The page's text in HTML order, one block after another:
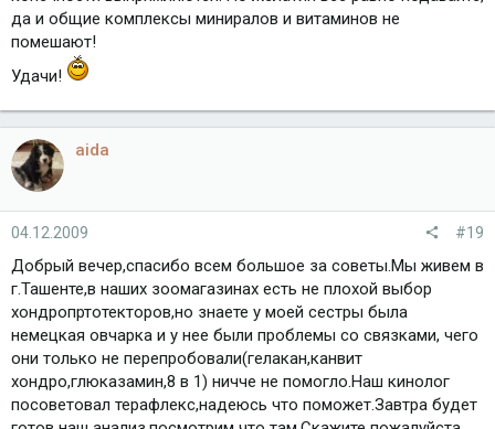
да и общие комплексы миниралов и витаминов не
помешают!
Удачи!
aida
04.12.2009 #19
Добрый вечер,спасибо всем большое за советы.Мы живем в
г.Ташенте,в наших зоомагазинах есть не плохой выбор
хондропртотекторов,но знаете у моей сестры была
немецкая овчарка и у нее были проблемы со связками, чего
они только не перепробовали(гелакан,канвит
хондро,глюказамин,8 в 1) ничче не помогло.Наш кинолог
посоветовал терафлекс,надеюсь что поможет.Завтра будет